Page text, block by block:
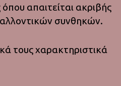
απαιτείται ακριβής
συνθηκών.
τους χαρακτηριστικά